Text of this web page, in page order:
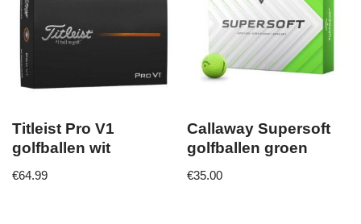
Titleist Pro V1
golfballen wit
€64.99
Callaway Supersoft
golfballen groen
€35.00